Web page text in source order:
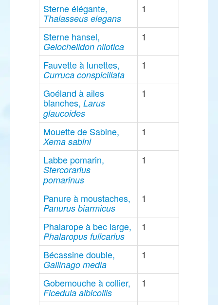
Sterne élégante,
Thalasseus elegans
1
Sterne hansel,
Gelochelidon nilotica
1
Fauvette à lunettes,
Curruca conspicillata
1
Goéland à ailes
blanches, Larus
glaucoides
1
Mouette de Sabine,
Xema sabini
1
Labbe pomarin,
Stercorarius
pomarinus
1
Panure à moustaches,
Panurus biarmicus
1
Phalarope à bec large,
Phalaropus fulicarius
1
Bécassine double,
Gallinago media
1
Gobemouche à collier,
Ficedula albicollis
1